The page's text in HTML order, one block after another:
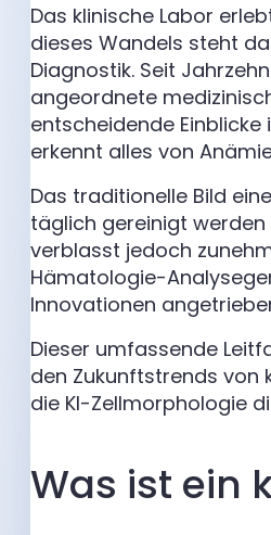
Das klinische Labor
dieses Wandels steht
Diagnostik. Seit
angeordnete
entscheidende
erkennt alles von
Das traditionelle Bild
täglich gereinigt
verblasst jedoch
Hämatologie-
Innovationen
Dieser umfassende
den Zukunftstrends von
die KI-Zellmorphologie
Was ist ein